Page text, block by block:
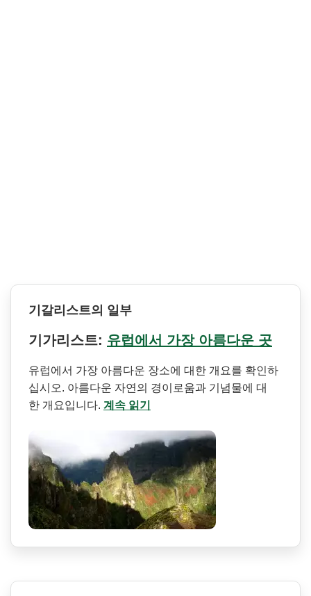
기갈리스트의 일부
기가리스트: 유럽에서 가장 아름다운 곳
유럽에서 가장 아름다운 장소에 대한 개요를 확인하
십시오. 아름다운 자연의 경이로움과 기념물에 대
한 개요입니다. 계속 읽기